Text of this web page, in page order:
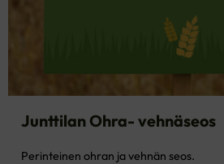
Junttilan Ohra- vehnäseos
Perinteinen ohran ja vehnän seos.